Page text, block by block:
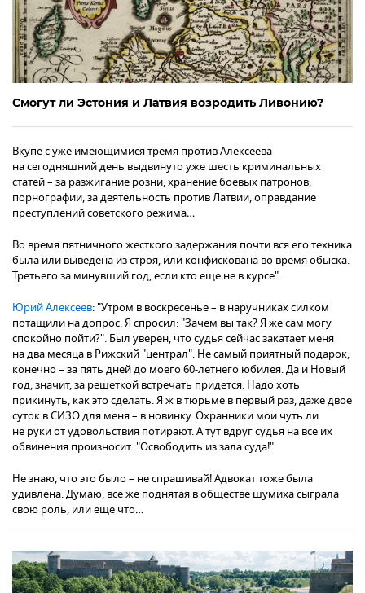
Смогут ли Эстония и Латвия возродить Ливонию?
Вкупе с уже имеющимися тремя против Алексеева
на сегодняшний день выдвинуто уже шесть криминальных
статей – за разжигание розни, хранение боевых патронов,
порнографии, за деятельность против Латвии, оправдание
преступлений советского режима…
Во время пятничного жесткого задержания почти вся его техника
была или выведена из строя, или конфискована во время обыска.
Третьего за минувший год, если кто еще не в курсе".
Юрий Алексеев: "Утром в воскресенье – в наручниках силком
потащили на допрос. Я спросил: "Зачем вы так? Я же сам могу
спокойно пойти?". Был уверен, что судья сейчас закатает меня
на два месяца в Рижский "централ". Не самый приятный подарок,
конечно – за пять дней до моего 60-летнего юбилея. Да и Новый
год, значит, за решеткой встречать придется. Надо хоть
прикинуть, как это сделать. Я ж в тюрьме в первый раз, даже двое
суток в СИЗО для меня – в новинку. Охранники мои чуть ли
не руки от удовольствия потирают. А тут вдруг судья на все их
обвинения произносит: "Освободить из зала суда!"
Не знаю, что это было – не спрашивай! Адвокат тоже была
удивлена. Думаю, все же поднятая в обществе шумиха сыграла
свою роль, или еще что…